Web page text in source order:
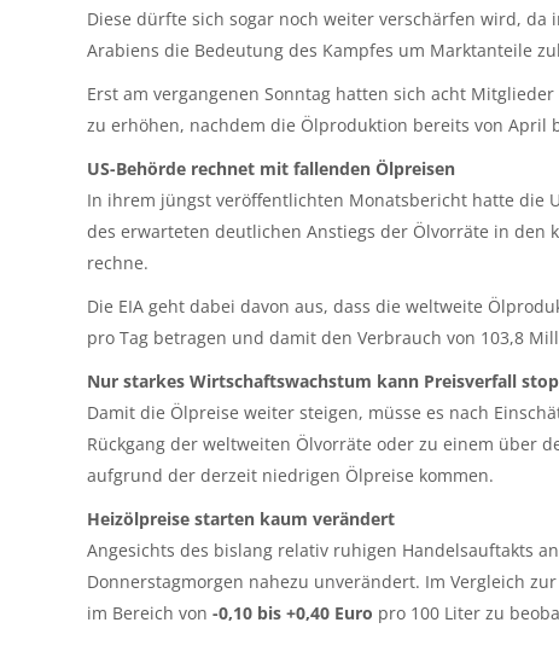
Diese dürfte sich sogar noch weiter verschärfen wird,
Arabiens die Bedeutung des Kampfes um Marktanteile
Erst am vergangenen Sonntag hatten sich acht
zu erhöhen, nachdem die Ölproduktion bereits von April
US-Behörde rechnet mit fallenden Ölpreisen
In ihrem jüngst veröffentlichten Monatsbericht hatte die
des erwarteten deutlichen Anstiegs der Ölvorräte in den
rechne.
Die EIA geht dabei davon aus, dass die weltweite
pro Tag betragen und damit den Verbrauch von 103,8
Nur starkes Wirtschaftswachstum kann Preisverfall
Damit die Ölpreise weiter steigen, müsse es nach
Rückgang der weltweiten Ölvorräte oder zu einem über
aufgrund der derzeit niedrigen Ölpreise kommen.
Heizölpreise starten kaum verändert
Angesichts des bislang relativ ruhigen Handelsauftakts
Donnerstagmorgen nahezu unverändert. Im Vergleich
im Bereich von -0,10 bis +0,40 Euro pro 100 Liter zu